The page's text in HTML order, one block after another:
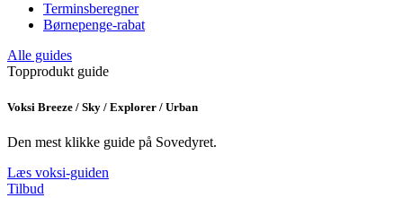
Terminsberegner
Børnepenge-rabat
Alle guides
Topprodukt guide
Voksi Breeze / Sky / Explorer / Urban
Den mest klikke guide på Sovedyret.
Læs voksi-guiden
Tilbud